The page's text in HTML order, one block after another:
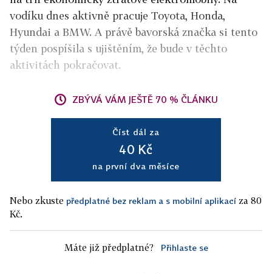
vodíku dnes aktivně pracuje Toyota, Honda,
Hyundai a BMW. A právě bavorská značka si tento
týden pospíšila s ujištěním, že bude v těchto
aktivitách pokračovat.
ZBÝVÁ VÁM JEŠTĚ 70 % ČLÁNKU
Číst dál za
40 Kč
na první dva měsíce
Nebo zkuste předplatné bez reklam a s mobilní aplikací za 80
Kč.
Máte již předplatné? Přihlaste se